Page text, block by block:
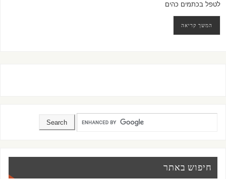
לטפל בכתמים כהים
המשך קריאה
חיפוש באתר